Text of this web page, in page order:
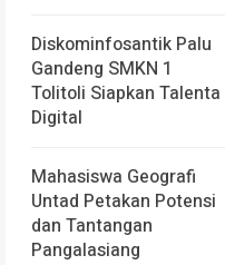
Diskominfosantik Palu
Gandeng SMKN 1
Tolitoli Siapkan Talenta
Digital
Mahasiswa Geografi
Untad Petakan Potensi
dan Tantangan
Pangalasiang